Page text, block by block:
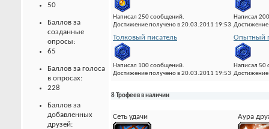
50
Баллов за
созданные
опросы:
65
Баллов за голоса
в опросах:
228
Баллов за
добавленных
друзей:
Написал 250 сообщений.
Достижение получено в 20.03.2011 19:53
Написал
Толковый писатель
Написал 100 сообщений.
Достижение получено в 20.03.2011 19:53
Опытный
Написал 50
8 Трофеев в наличии
Сеть удачи Аура